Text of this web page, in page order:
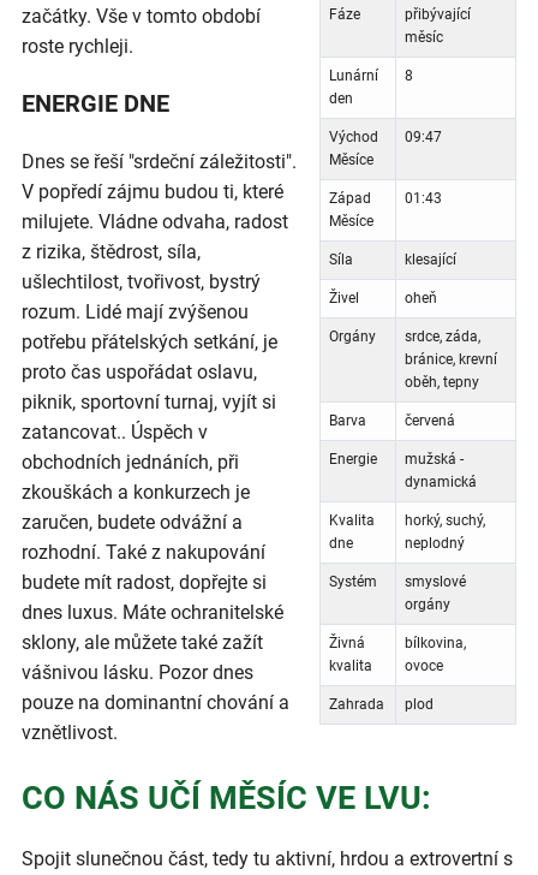
Fáze
přibývající
měsíc
Lunární
den
8
Východ
Měsíce
09:47
Západ
Měsíce
01:43
Síla klesající
Živel oheň
Orgány
srdce, záda,
bránice, krevní
oběh, tepny
Barva červená
Energie
mužská -
dynamická
Kvalita
dne
horký, suchý,
neplodný
Systém
smyslové
orgány
Živná
kvalita
bílkovina,
ovoce
Zahrada plod
začátky. Vše v tomto období
roste rychleji.
ENERGIE DNE
Dnes se řeší "srdeční záležitosti".
V popředí zájmu budou ti, které
milujete. Vládne odvaha, radost
z rizika, štědrost, síla,
ušlechtilost, tvořivost, bystrý
rozum. Lidé mají zvýšenou
potřebu přátelských setkání, je
proto čas uspořádat oslavu,
piknik, sportovní turnaj, vyjít si
zatancovat.. Úspěch v
obchodních jednáních, při
zkouškách a konkurzech je
zaručen, budete odvážní a
rozhodní. Také z nakupování
budete mít radost, dopřejte si
dnes luxus. Máte ochranitelské
sklony, ale můžete také zažít
vášnivou lásku. Pozor dnes
pouze na dominantní chování a
vznětlivost.
CO NÁS UČÍ MĚSÍC VE LVU:
Spojit slunečnou část, tedy tu aktivní, hrdou a extrovertní s